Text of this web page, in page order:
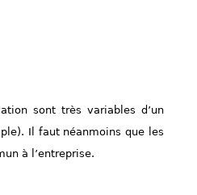
sont très variables d’un
Il faut néanmoins que les
à l’entreprise.